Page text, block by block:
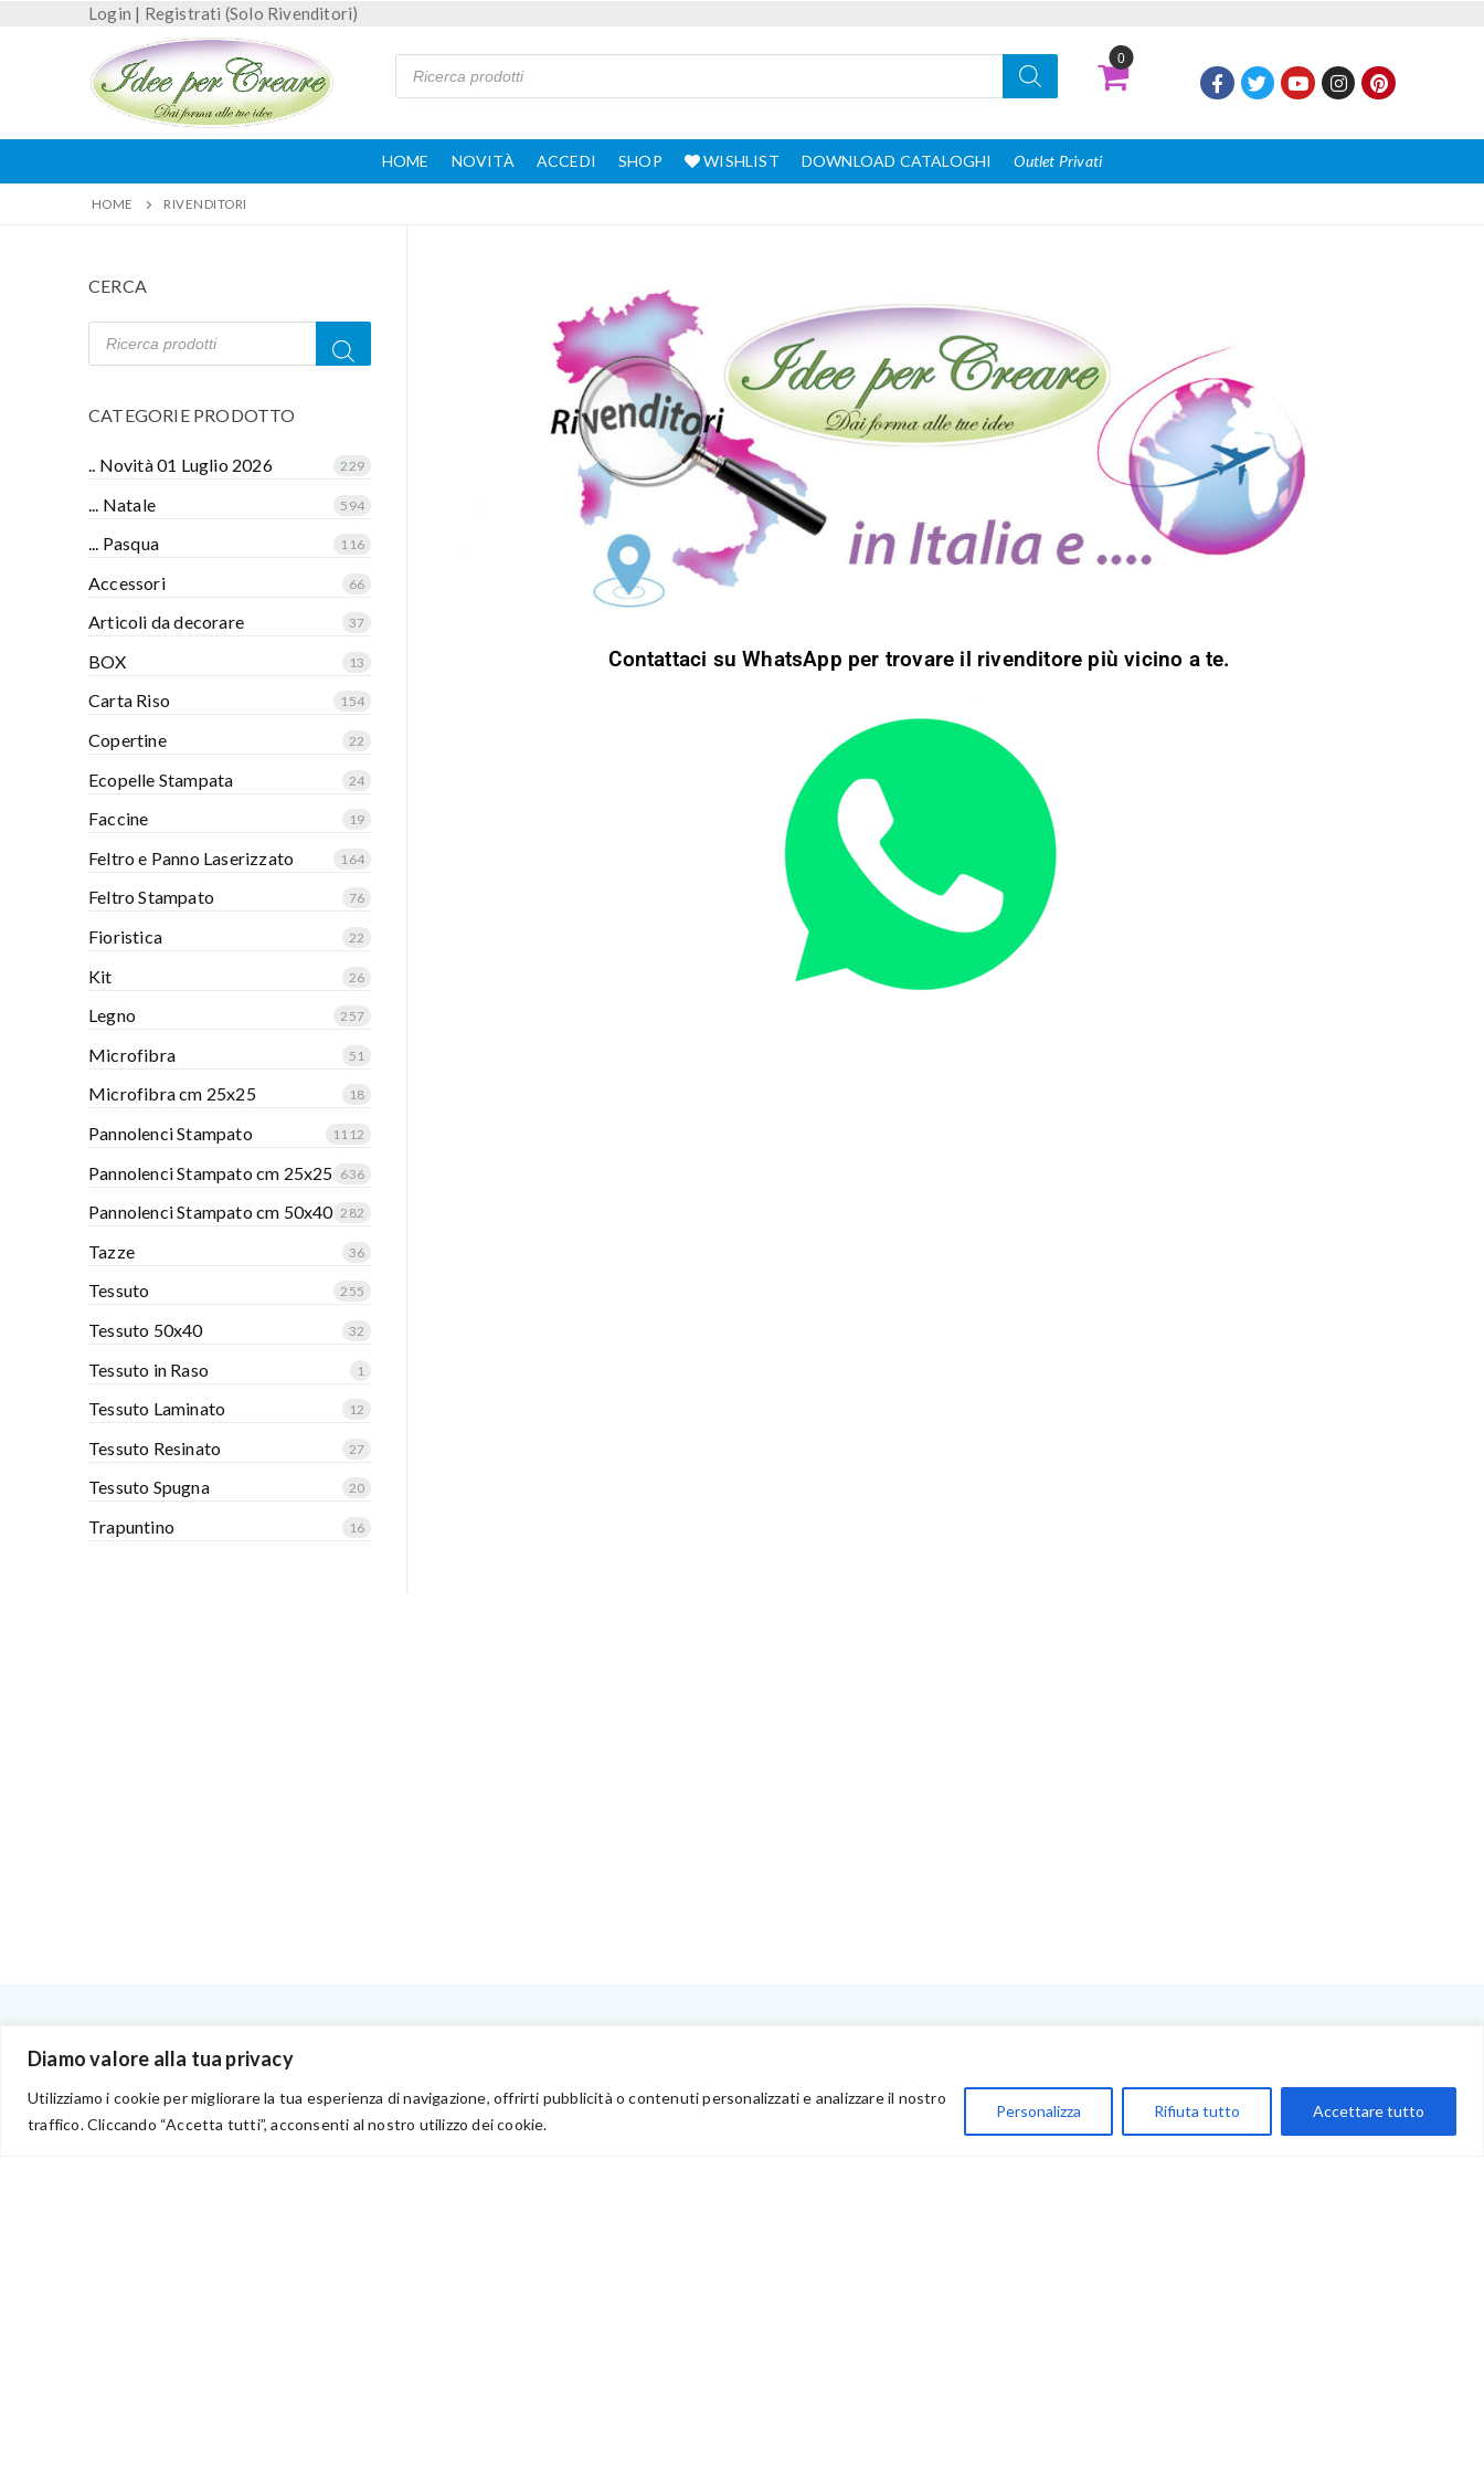
Diamo valore alla tua privacy
Utilizziamo i cookie per migliorare la tua esperienza di navigazione, offrirti pubblicità o contenuti personalizzati e analizzare il nostro
traffico. Cliccando “Accetta tutti”, acconsenti al nostro utilizzo dei cookie.
Personalizza Rifiuta tutto Accettare tutto
0
Login | Registrati (Solo Rivenditori)
HOME NOVITÀ ACCEDI SHOP WISHLIST DOWNLOAD CATALOGHI Outlet Privati
HOME RIVENDITORI
Contattaci su WhatsApp per trovare il rivenditore più vicino a te.
CERCA
CATEGORIE PRODOTTO
.. Novità 01 Luglio 2026 229
... Natale 594
... Pasqua 116
Accessori 66
Articoli da decorare 37
BOX 13
Carta Riso 154
Copertine 22
Ecopelle Stampata 24
Faccine 19
Feltro e Panno Laserizzato 164
Feltro Stampato 76
Fioristica 22
Kit 26
Legno 257
Microfibra 51
Microfibra cm 25x25 18
Pannolenci Stampato 1112
Pannolenci Stampato cm 25x25 636
Pannolenci Stampato cm 50x40 282
Tazze 36
Tessuto 255
Tessuto 50x40 32
Tessuto in Raso 1
Tessuto Laminato 12
Tessuto Resinato 27
Tessuto Spugna 20
Trapuntino 16
Privacy
Chi Siamo
My Account
Carrello